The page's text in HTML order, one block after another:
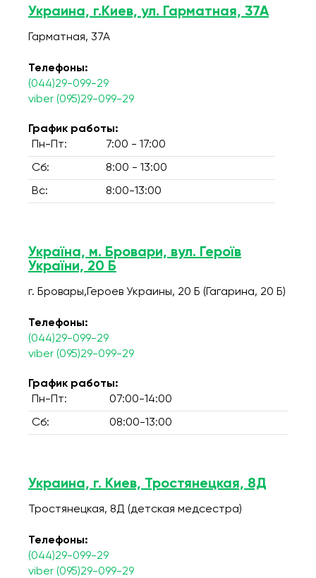
Украина, г.Киев, ул. Гарматная, 37А
Гарматная, 37А
Телефоны:
(044)29-099-29
viber (095)29-099-29
График работы:
Пн-Пт:
7:00 - 17:00
Сб: 8:00 - 13:00
Вс: 8:00-13:00
Україна, м. Бровари, вул. Героїв
України, 20 Б
г. Бровары,Героев Украины, 20 Б (Гагарина, 20 Б)
Телефоны:
(044)29-099-29
viber (095)29-099-29
График работы:
Пн-Пт:
07:00-14:00
Сб: 08:00-13:00
Украина, г. Киев, Тростянецкая, 8Д
Тростянецкая, 8Д (детская медсестра)
Телефоны:
(044)29-099-29
viber (095)29-099-29